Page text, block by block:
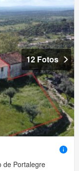
12 Fotos
de Portalegre